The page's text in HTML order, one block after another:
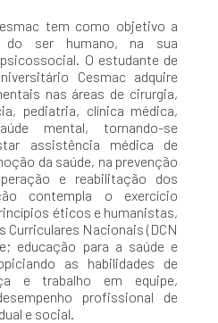
tem como objetivo a
do ser humano, na sua
O estudante de
Cesmac adquire
nas áreas de cirurgia,
pediatria, clínica médica,
mental, tornando-se
assistência médica de
da saúde, na prevenção
e reabilitação dos
contempla o exercício
éticos e humanistas,
Curriculares Nacionais (DCN
educação para a saúde e
as habilidades de
e trabalho em equipe,
profissional de
e social.